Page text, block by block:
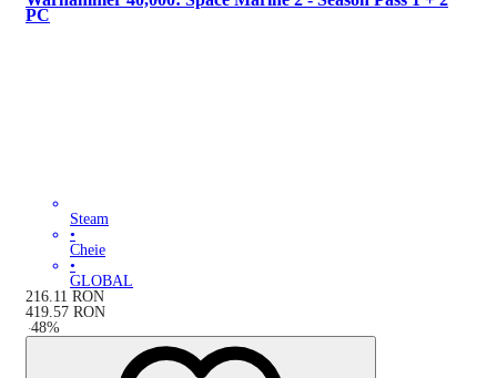
PC
Steam
•
Cheie
•
GLOBAL
216.11 RON
419.57 RON
-48%